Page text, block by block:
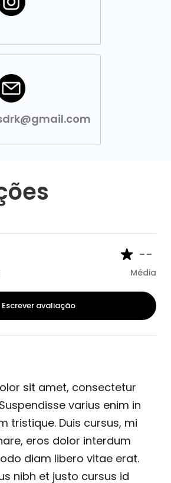
--
Média
Escrever avaliação
sit amet, consectetur
varius enim in
tristique. Duis cursus, mi
eros dolor interdum
diam libero vitae erat.
nibh et justo cursus id